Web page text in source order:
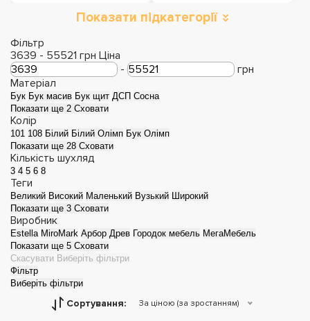
Показати підкатегорії
Фільтр
3639 - 55521 грн Ціна
-
грн
Матеріал
Бук Бук масив Бук щит ДСП Сосна
Показати ще 2 Сховати
Колір
101 108 Білий Білий Олімп Бук Олімп
Показати ще 28 Сховати
Кількість шухляд
3 4 5 6 8
Теги
Великий Високий Маленький Вузький Широкий
Показати ще 3 Сховати
Виробник
Estella MiroMark Арбор Древ Городок мебель МегаМебель
Показати ще 5 Сховати
Скасувати Виберіть фільтри
Фільтр
Виберіть фільтри
Сортування: За ціною (за зростанням)